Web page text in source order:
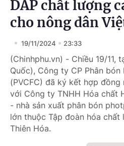
DAP chất lượng
cho nông dân
19/11/2024 23:33
(Chinhphu.vn) - Chiều 19/11,
Quốc), Công ty CP Phân bón
(PVCFC) đã ký kết hợp
với Công ty TNHH Hóa chất
- nhà sản xuất phân bón
lớn thuộc Tập đoàn hóa chất
Thiên Hóa.